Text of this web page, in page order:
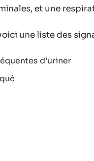
et une
une liste des
d’uriner